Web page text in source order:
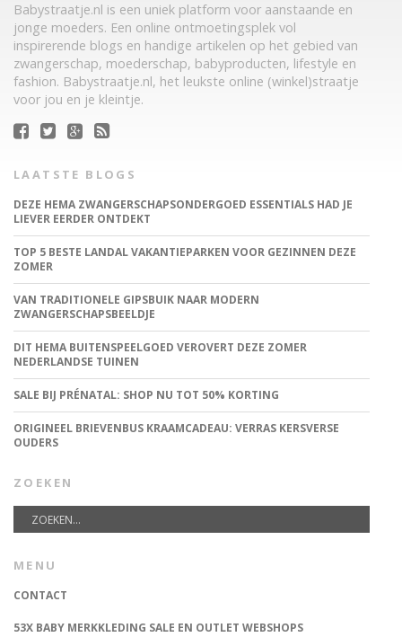
Babystraatje.nl is een uniek platform voor aanstaande en
jonge moeders. Een online ontmoetingsplek vol
inspirerende blogs en handige artikelen op het gebied van
zwangerschap, moederschap, babyproducten, lifestyle en
fashion. Babystraatje.nl, het leukste online (winkel)straatje
voor jou en je kleintje.
LAATSTE BLOGS
DEZE HEMA ZWANGERSCHAPSONDERGOED ESSENTIALS HAD JE
LIEVER EERDER ONTDEKT
TOP 5 BESTE LANDAL VAKANTIEPARKEN VOOR GEZINNEN DEZE
ZOMER
VAN TRADITIONELE GIPSBUIK NAAR MODERN
ZWANGERSCHAPSBEELDJE
DIT HEMA BUITENSPEELGOED VEROVERT DEZE ZOMER
NEDERLANDSE TUINEN
SALE BIJ PRÉNATAL: SHOP NU TOT 50% KORTING
ORIGINEEL BRIEVENBUS KRAAMCADEAU: VERRAS KERSVERSE
OUDERS
ZOEKEN
MENU
CONTACT
53X BABY MERKKLEDING SALE EN OUTLET WEBSHOPS